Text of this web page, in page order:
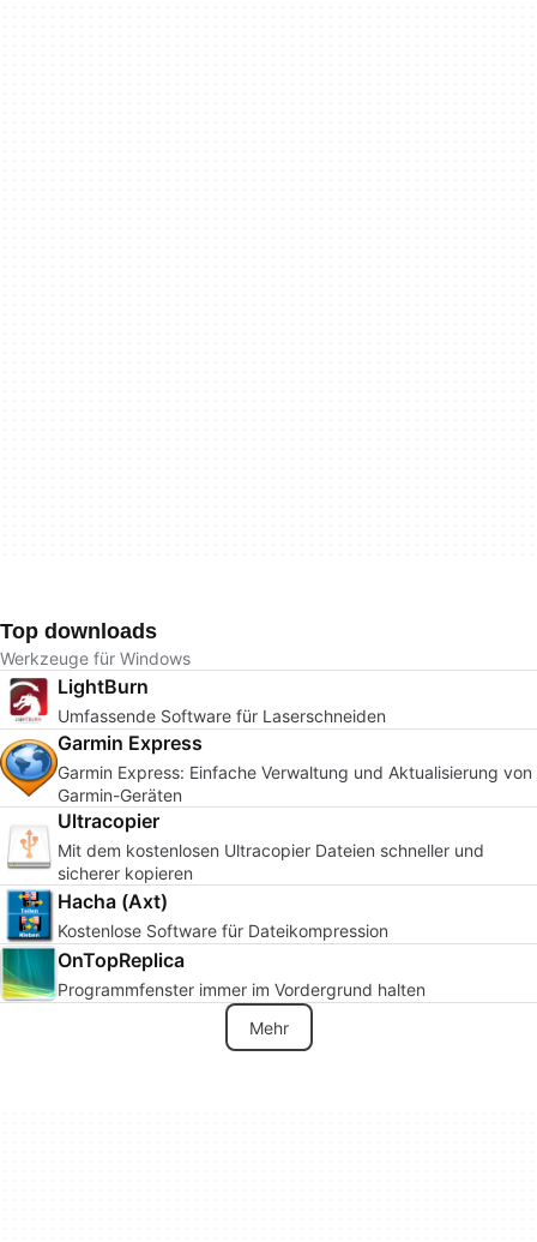
Top downloads
Werkzeuge für Windows
LightBurn
Umfassende Software für Laserschneiden
Garmin Express
Garmin Express: Einfache Verwaltung und Aktualisierung von
Garmin-Geräten
Ultracopier
Mit dem kostenlosen Ultracopier Dateien schneller und
sicherer kopieren
Hacha (Axt)
Kostenlose Software für Dateikompression
OnTopReplica
Programmfenster immer im Vordergrund halten
Mehr